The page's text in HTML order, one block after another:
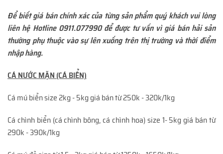
Để biết giá bán chính xác của từng sản phẩm quý khách vui lòng
liên hệ Hotline 0911.077990 để được tư vấn vì giá bán hải sản
thường phụ thuộc vào sự lên xuống trên thị trường và thời điểm
nhập hàng.
CÁ NƯỚC MẶN (CÁ BIỂN)
Cá mú biển size 2kg - 5kg giá bán từ 250k - 320k/1kg
Cá chình biển (cá chình bông, cá chình hoa) size 1- 5kg giá bán từ
290k - 390k/1kg